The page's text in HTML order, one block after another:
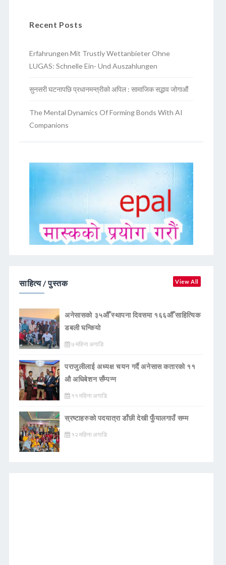
Recent Posts
Erfahrungen Mit Trustly Wettanbieter Ohne
LUGAS: Schnelle Ein- Und Auszahlungen
सुनसरी घटनापछि प्रधानमन्त्रीको अपिल : सामाजिक सद्भाव जोगाऔं
The Mental Dynamics Of Forming Bonds With AI
Companions
साहित्य / पुस्तक View All
अनेसासको ३५औँ स्थापना दिवसमा १६६औँ साहित्यिक
डबली घन्कियाे
७ महिना अगाडि
पराजुलीलाई अध्यक्ष चयन गर्दै अनेसास कतारको ११
औ अधिबेशन सँम्पन्न
११ महिना अगाडि
स्रष्टाहरुको पदयात्रा डाँछी देखी फुँयालगाउँ सम्म
१२ महिना अगाडि